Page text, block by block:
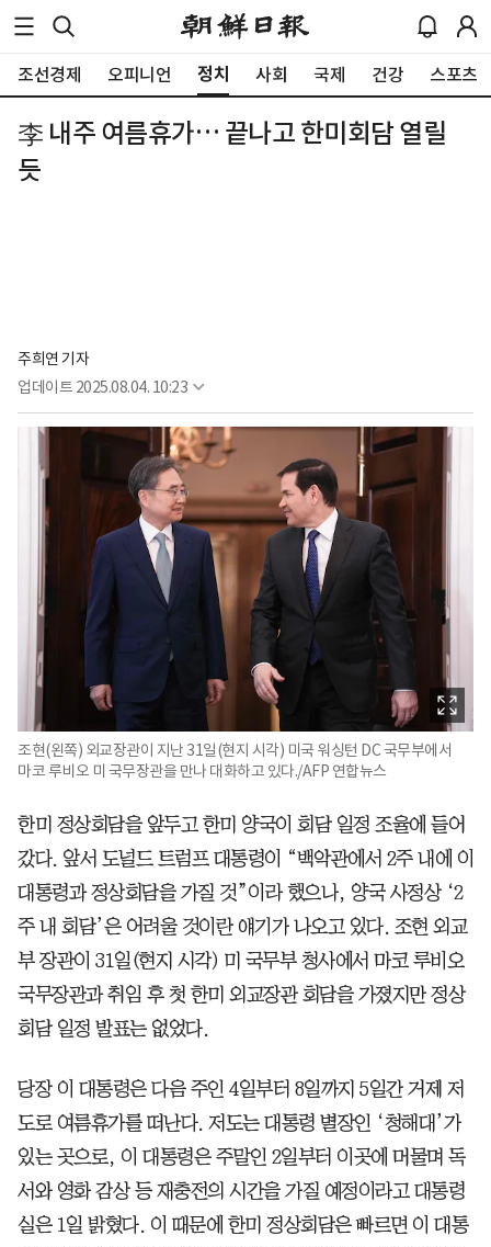
조선경제 오피니언 정치 사회 국제 건강 스포츠
李 내주 여름휴가… 끝나고 한미회담 열릴
듯
주희연 기자
업데이트 2025.08.04. 10:23
조현(왼쪽) 외교장관이 지난 31일(현지 시각) 미국 워싱턴 DC 국무부에서
마코 루비오 미 국무장관을 만나 대화하고 있다./AFP 연합뉴스
한미 정상회담을 앞두고 한미 양국이 회담 일정 조율에 들어
갔다. 앞서 도널드 트럼프 대통령이 “백악관에서 2주 내에 이
대통령과 정상회담을 가질 것”이라 했으나, 양국 사정상 ‘2
주 내 회담’은 어려울 것이란 얘기가 나오고 있다. 조현 외교
부 장관이 31일(현지 시각) 미 국무부 청사에서 마코 루비오
국무장관과 취임 후 첫 한미 외교장관 회담을 가졌지만 정상
회담 일정 발표는 없었다.
당장 이 대통령은 다음 주인 4일부터 8일까지 5일간 거제 저
도로 여름휴가를 떠난다. 저도는 대통령 별장인 ‘청해대’가
있는 곳으로, 이 대통령은 주말인 2일부터 이곳에 머물며 독
서와 영화 감상 등 재충전의 시간을 가질 예정이라고 대통령
실은 1일 밝혔다. 이 때문에 한미 정상회담은 빠르면 이 대통